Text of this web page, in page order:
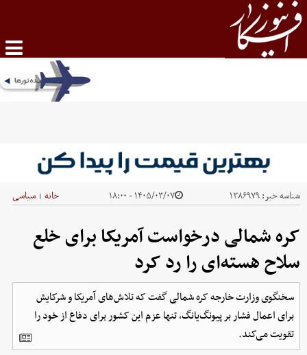
شناسه خبر:۱۳۸۶۹۷۹ ۱۴۰۵/۰۳/۰۷ - ۱۸:۰۰ خانه | سیاسی
کره شمالی درخواست آمریکا برای خلع
سلاح‌ هسته‌ای را رد کرد
سخنگوی وزارت خارجه کره‌ شمالی گفت که تلاش‌های آمریکا و شرکایش
برای اعمال فشار بر پیونگ‌یانگ، تنها عزم این کشور برای دفاع از خود را
تقویت می‌کند.